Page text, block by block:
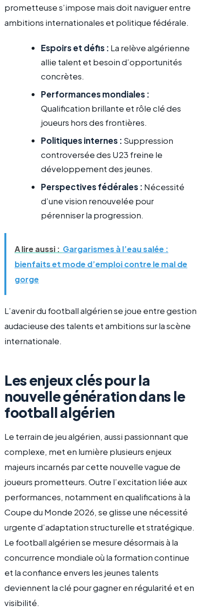
prometteuse s’impose mais doit naviguer entre
ambitions internationales et politique fédérale.
Espoirs et défis : La relève algérienne
allie talent et besoin d’opportunités
concrètes.
Performances mondiales :
Qualification brillante et rôle clé des
joueurs hors des frontières.
Politiques internes : Suppression
controversée des U23 freine le
développement des jeunes.
Perspectives fédérales : Nécessité
d’une vision renouvelée pour
pérenniser la progression.
A lire aussi : Gargarismes à l’eau salée :
bienfaits et mode d’emploi contre le mal de
gorge
L’avenir du football algérien se joue entre gestion
audacieuse des talents et ambitions sur la scène
internationale.
Les enjeux clés pour la
nouvelle génération dans le
football algérien
Le terrain de jeu algérien, aussi passionnant que
complexe, met en lumière plusieurs enjeux
majeurs incarnés par cette nouvelle vague de
joueurs prometteurs. Outre l’excitation liée aux
performances, notamment en qualifications à la
Coupe du Monde 2026, se glisse une nécessité
urgente d’adaptation structurelle et stratégique.
Le football algérien se mesure désormais à la
concurrence mondiale où la formation continue
et la confiance envers les jeunes talents
deviennent la clé pour gagner en régularité et en
visibilité.